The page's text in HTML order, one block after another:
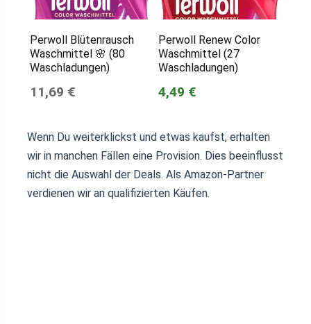
Perwoll Blütenrausch
Waschmittel 🌸 (80
Waschladungen)
11,69 €
Perwoll Renew Color
Waschmittel (27
Waschladungen)
4,49 €
Wenn Du weiterklickst und etwas kaufst, erhalten
wir in manchen Fällen eine Provision. Dies beeinflusst
nicht die Auswahl der Deals. Als Amazon-Partner
verdienen wir an qualifizierten Käufen.